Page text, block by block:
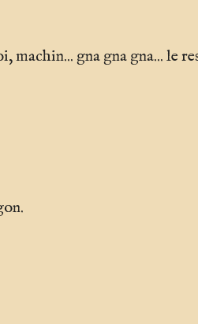
machin... gna gna gna... le